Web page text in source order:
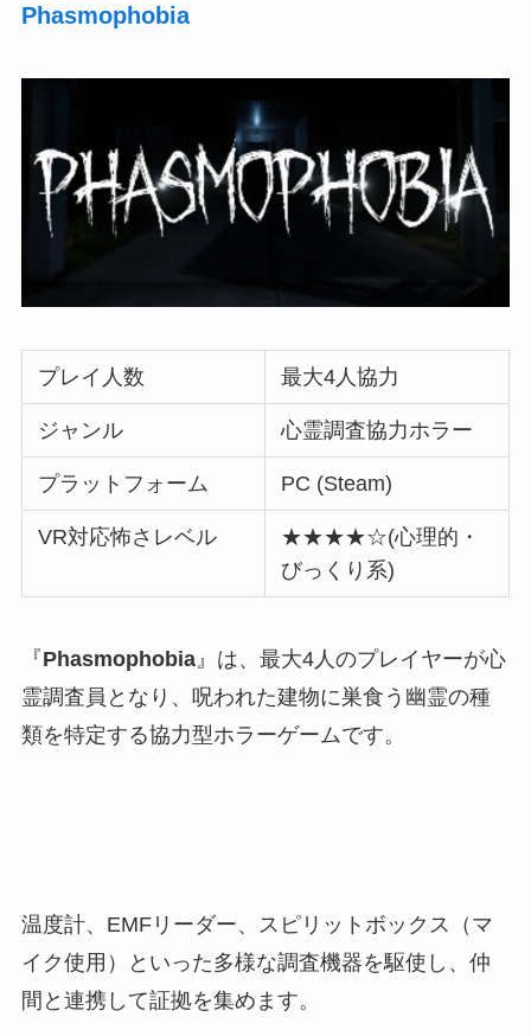
Phasmophobia
プレイ人数 最大4人協力
ジャンル 心霊調査協力ホラー
プラットフォーム PC (Steam)
VR対応怖さレベル
★★★★☆(心理的・
びっくり系)
『Phasmophobia』は、最大4人のプレイヤーが心
霊調査員となり、呪われた建物に巣食う幽霊の種
類を特定する協力型ホラーゲームです。
温度計、EMFリーダー、スピリットボックス（マ
イク使用）といった多様な調査機器を駆使し、仲
間と連携して証拠を集めます。